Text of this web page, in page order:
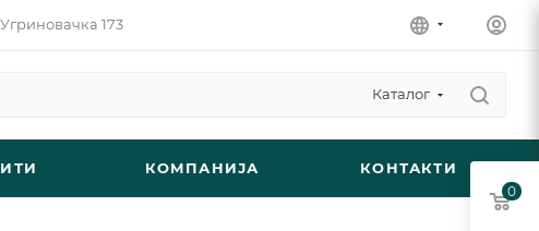
173
Каталог
КОМПАНИЈА КОНТАКТИ
0